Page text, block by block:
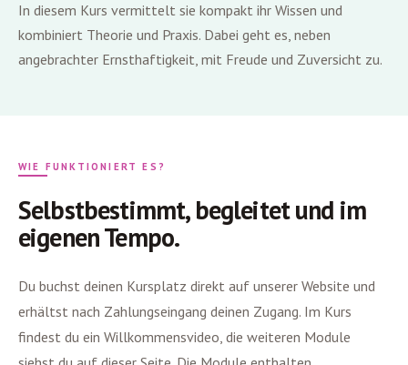
In diesem Kurs vermittelt sie kompakt ihr Wissen und
kombiniert Theorie und Praxis. Dabei geht es, neben
angebrachter Ernsthaftigkeit, mit Freude und Zuversicht zu.
WIE FUNKTIONIERT ES?
Selbstbestimmt, begleitet und im
eigenen Tempo.
Du buchst deinen Kursplatz direkt auf unserer Website und
erhältst nach Zahlungseingang deinen Zugang. Im Kurs
findest du ein Willkommensvideo, die weiteren Module